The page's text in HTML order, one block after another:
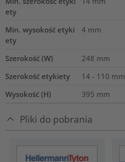
ety
Min. wysokość etyki
ety
4 mm
Szerokość (W) 248 mm
Szerokość etykiety
14 - 110 mm
Wysokość (H)
395 mm
Pliki do pobrania